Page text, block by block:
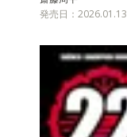
発売日：2026.01.13